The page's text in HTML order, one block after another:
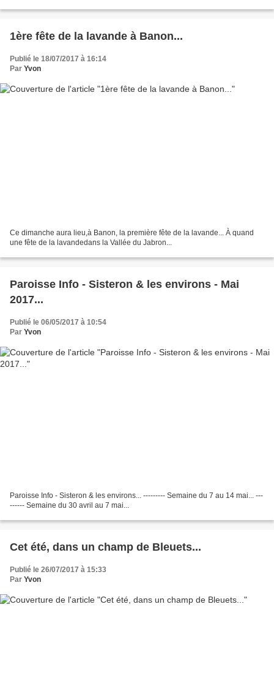
1ère fête de la lavande à Banon...
Publié le 18/07/2017 à 16:14
Par Yvon
Ce dimanche aura lieu,à Banon, la première fête de la lavande... À quand
une fête de la lavandedans la Vallée du Jabron...
Paroisse Info - Sisteron & les environs - Mai
2017...
Publié le 06/05/2017 à 10:54
Par Yvon
Paroisse Info - Sisteron & les environs... --------- Semaine du 7 au 14 mai... ---
------ Semaine du 30 avril au 7 mai...
Cet été, dans un champ de Bleuets...
Publié le 26/07/2017 à 15:33
Par Yvon